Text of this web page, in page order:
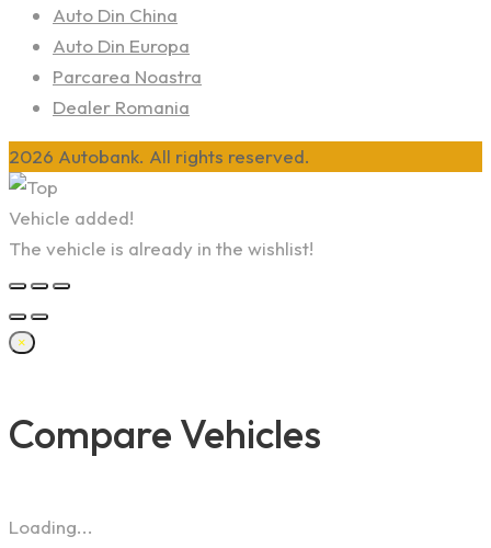
Auto Din China
Auto Din Europa
Parcarea Noastra
Dealer Romania
2026 Autobank. All rights reserved.
Vehicle added!
The vehicle is already in the wishlist!
×
Compare Vehicles
Loading...